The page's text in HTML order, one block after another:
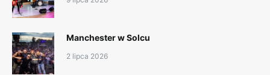
Manchester w Solcu
2 lipca 2026